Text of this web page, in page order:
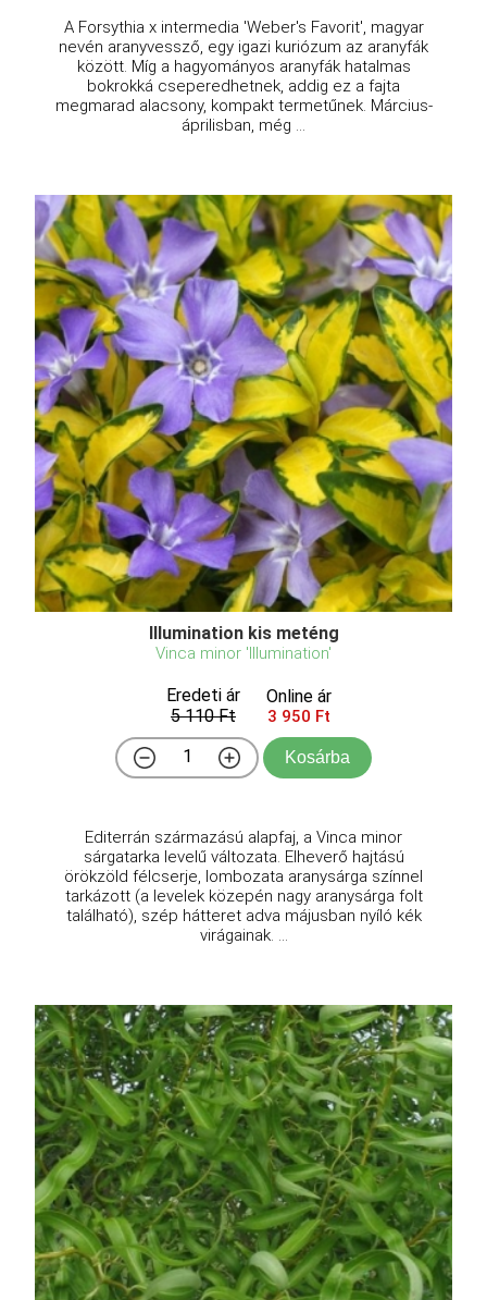
A Forsythia x intermedia 'Weber's Favorit', magyar
nevén aranyvessző, egy igazi kuriózum az aranyfák
között. Míg a hagyományos aranyfák hatalmas
bokrokká cseperedhetnek, addig ez a fajta
megmarad alacsony, kompakt termetűnek. Március-
áprilisban, még ...
Illumination kis meténg
Vinca minor 'Illumination'
Eredeti ár
5 110 Ft
Online ár
3 950 Ft
Kosárba
Editerrán származású alapfaj, a Vinca minor
sárgatarka levelű változata. Elheverő hajtású
örökzöld félcserje, lombozata aranysárga színnel
tarkázott (a levelek közepén nagy aranysárga folt
található), szép hátteret adva májusban nyíló kék
virágainak. ...